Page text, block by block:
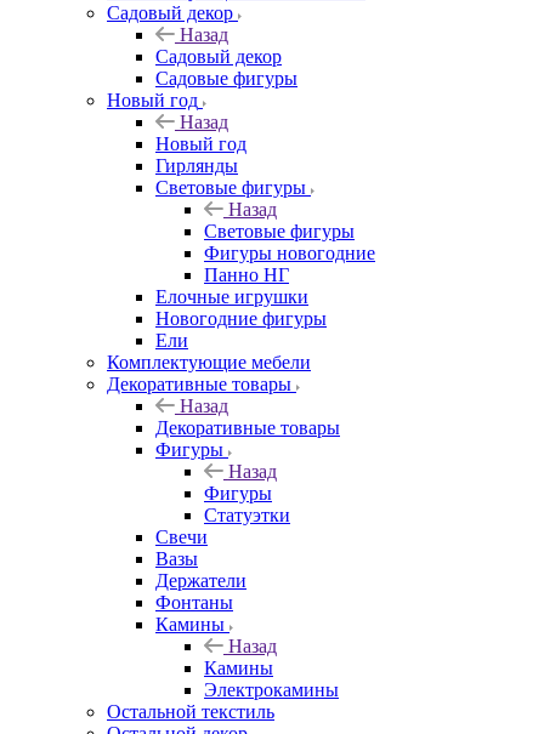
Садовый декор
Назад
Садовый декор
Садовые фигуры
Новый год
Назад
Новый год
Гирлянды
Световые фигуры
Назад
Световые фигуры
Фигуры новогодние
Панно НГ
Елочные игрушки
Новогодние фигуры
Ели
Комплектующие мебели
Декоративные товары
Назад
Декоративные товары
Фигуры
Назад
Фигуры
Статуэтки
Свечи
Вазы
Держатели
Фонтаны
Камины
Назад
Камины
Электрокамины
Остальной текстиль